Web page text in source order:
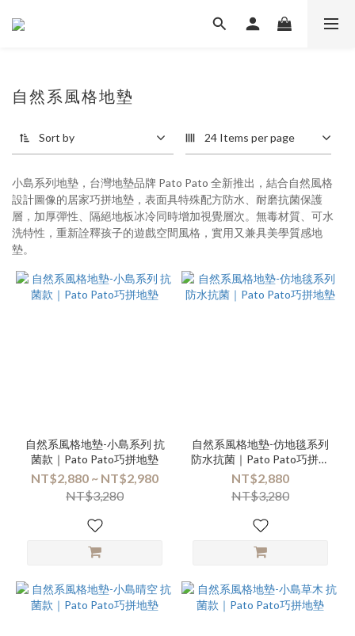
自然系風格地墊
Sort by 24 Items per page
小島系列地墊，台灣地墊品牌 Pato Pato 全新推出，結合自然風格
設計圖像的居家巧拼地墊，表面具特殊配方防水、耐磨抗菌保護
層，加厚彈性、隔絕地板冰冷同時增加視覺層次。無毒材質、可水
洗特性，重新詮釋孩子的遊戲空間風格，實用又兼具美學質感地
墊。
自然系風格地墊-小島系列 抗
菌款｜Pato Pato巧拼地墊
NT$2,880 ~ NT$2,980
NT$3,280
自然系風格地墊-仿地毯系列
防水抗菌｜Pato Pato巧拼地
墊
NT$2,880
NT$3,280